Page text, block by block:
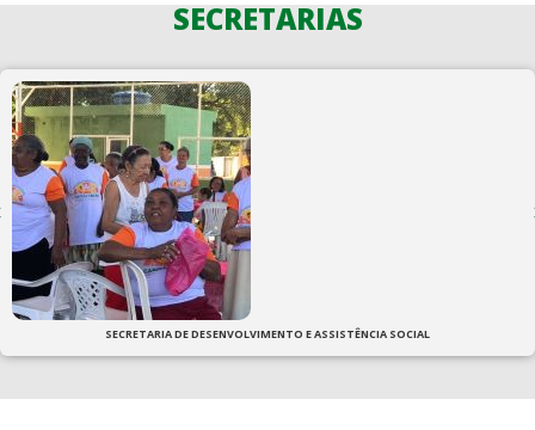
SECRETARIAS
SECRETARIA DE DESENVOLVIMENTO E ASSISTÊNCIA SOCIAL